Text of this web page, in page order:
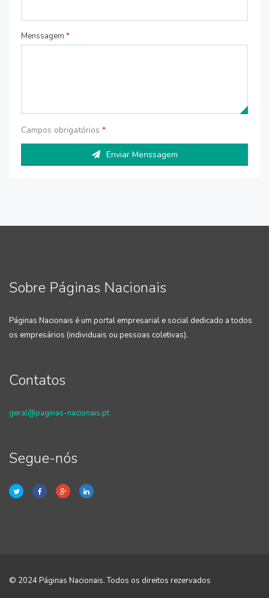
Menssagem *
Campos obrigatórios *
Enviar Menssagem
Sobre Páginas Nacionais
Páginas Nacionais é um portal empresarial e social dedicado a todos
os empresários (individuais ou pessoas coletivas).
Contatos
geral@paginas-nacionais.pt
Segue-nós
© 2024 Páginas Nacionais. Todos os direitos rezervados